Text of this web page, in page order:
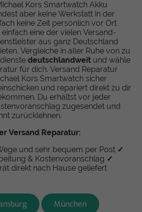
Kors Smartwatch Akku
aber keine Werkstatt in der
keine Zeit persönlich vor Ort
eine der vielen Versand-
aus ganz Deutschland
Vergleiche in aller Ruhe von zu
deutschlandweit und wähle
für dich. Versand Reparatur
Kors Smartwatch sicher
und repariert direkt zu dir
Du erhältst vor jeder
zugesendet und
zurücklehnen.
Versand Reparatur:
und sehr bequem per Post ✓
& Kostenvoranschlag ✓
direkt nach Hause geliefert
München